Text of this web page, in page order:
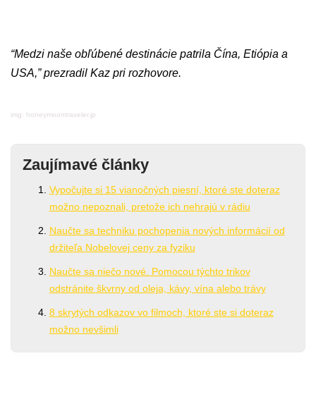
“Medzi naše obľúbené destinácie patrila Čína, Etiópia a
USA,” prezradil Kaz pri rozhovore.
img: honeymoontraveler.jp
Zaujímavé články
Vypočujte si 15 vianočných piesní, ktoré ste doteraz
možno nepoznali, pretože ich nehrajú v rádiu
Naučte sa techniku pochopenia nových informácií od
držiteľa Nobelovej ceny za fyziku
Naučte sa niečo nové. Pomocou týchto trikov
odstránite škvrny od oleja, kávy, vína alebo trávy
8 skrytých odkazov vo filmoch, ktoré ste si doteraz
možno nevšimli